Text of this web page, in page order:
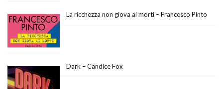
La ricchezza non giova ai morti – Francesco Pinto
Dark – Candice Fox